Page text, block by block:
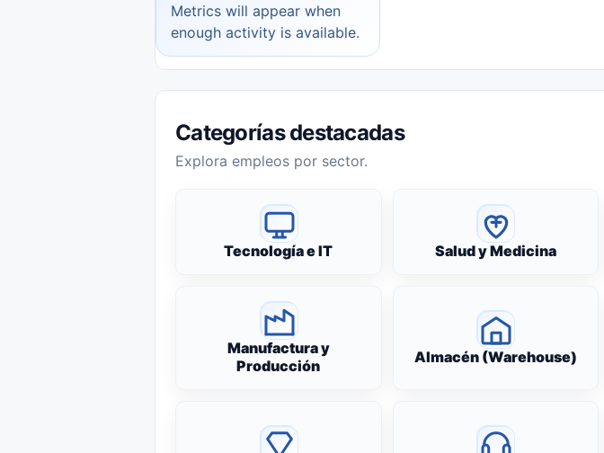
Metrics will appear when
enough activity is available.
Categorías destacadas
Explora empleos por sector.
Tecnología e IT Salud y Medicina
Manufactura y
Producción
Almacén (Warehouse)